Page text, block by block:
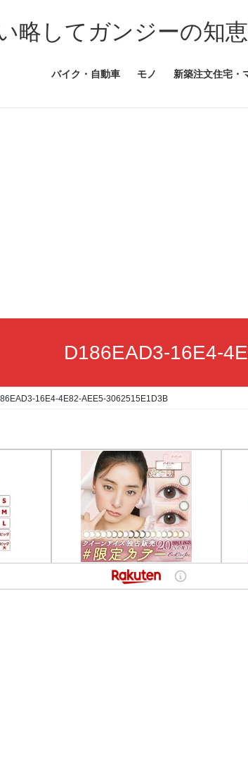
略してガンジーの知
バイク・自動車 モノ 新築注文住宅・
D186EAD3-16E4-
16E4-4E82-AEE5-3062515E1D3B